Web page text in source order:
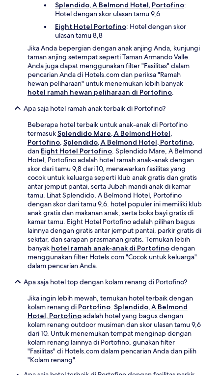
Splendido, A Belmond Hotel, Portofino:
Hotel dengan skor ulasan tamu 9,6
Eight Hotel Portofino: Hotel dengan skor
ulasan tamu 8,8
Jika Anda bepergian dengan anak anjing Anda, kunjungi
taman anjing setempat seperti Taman Armando Valle.
Anda juga dapat menggunakan filter "Fasilitas" dalam
pencarian Anda di Hotels.com dan periksa "Ramah
hewan peliharaan" untuk menemukan lebih banyak
hotel ramah hewan peliharaan di Portofino.
Apa saja hotel ramah anak terbaik di Portofino?
Beberapa hotel terbaik untuk anak-anak di Portofino
termasukSplendido Mare, A Belmond Hotel,
Portofino, Splendido, A Belmond Hotel, Portofino,
dan Eight Hotel Portofino. Splendido Mare, A Belmond
Hotel, Portofino adalah hotel ramah anak-anak dengan
skor dari tamu 9,8 dari 10, menawarkan fasilitas yang
cocok untuk keluarga seperti klub anak gratis dan gratis
antar jemput pantai, serta Jubah mandi anak di kamar
tamu. Lihat Splendido, A Belmond Hotel, Portofino
dengan skor dari tamu 9,6. hotel populer ini memiliki klub
anak gratis dan makanan anak, serta boks bayi gratis di
kamar tamu. Eight Hotel Portofino adalah pilihan bagus
lainnya dengan gratis antar jemput pantai, parkir gratis di
sekitar, dan sarapan prasmanan gratis. Temukan lebih
banyak hotel ramah anak-anak di Portofinodengan
menggunakan filter Hotels.com "Cocok untuk keluarga"
dalam pencarian Anda.
Apa saja hotel top dengan kolam renang di Portofino?
Jika ingin lebih mewah, temukan hotel terbaik dengan
kolam renang di Portofino. Splendido, A Belmond
Hotel, Portofinoadalah hotel yang bagus dengan
kolam renang outdoor musiman dan skor ulasan tamu 9,6
dari 10. Untuk menemukan tempat menginap dengan
kolam renang lainnya di Portofino, gunakan filter
"Fasilitas" di Hotels.com dalam pencarian Anda dan pilih
"Kolam renang".